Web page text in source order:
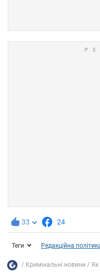
33 24
Теги Редакційна
Кримінальні новини Як